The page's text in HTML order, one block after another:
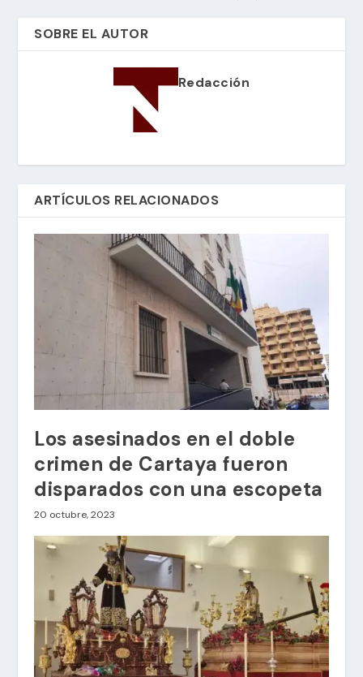
SOBRE EL AUTOR
Redacción
ARTÍCULOS RELACIONADOS
Los asesinados en el doble
crimen de Cartaya fueron
disparados con una escopeta
20 octubre, 2023